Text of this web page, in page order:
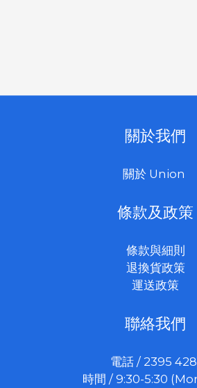
關於我們
關於 Union
條款及政策
條款與細則
退換貨政策
運送政策
聯絡我們
電話 / 2395
時間 / 9:30-5:30